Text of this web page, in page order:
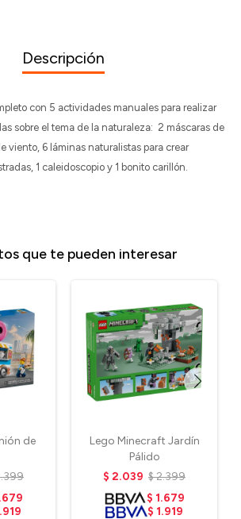
Descripción
con 5 actividades manuales para realizar
sobre el tema de la naturaleza: 2 máscaras de
viento, 6 láminas naturalistas para crear
1 caleidoscopio y 1 bonito carillón.
que te pueden interesar
de
Lego Minecraft Jardín
Pálido
$ 2.039 $2.399
$ 1.679
$ 1.919